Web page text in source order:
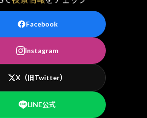
Facebook
Instagram
X（旧Twitter）
LINE公式